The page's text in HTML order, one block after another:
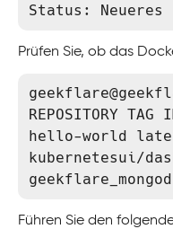
Status:
Prüfen Sie, ob das
REPOSITORY TAG
hello-world
kubernetesui/
Führen Sie den